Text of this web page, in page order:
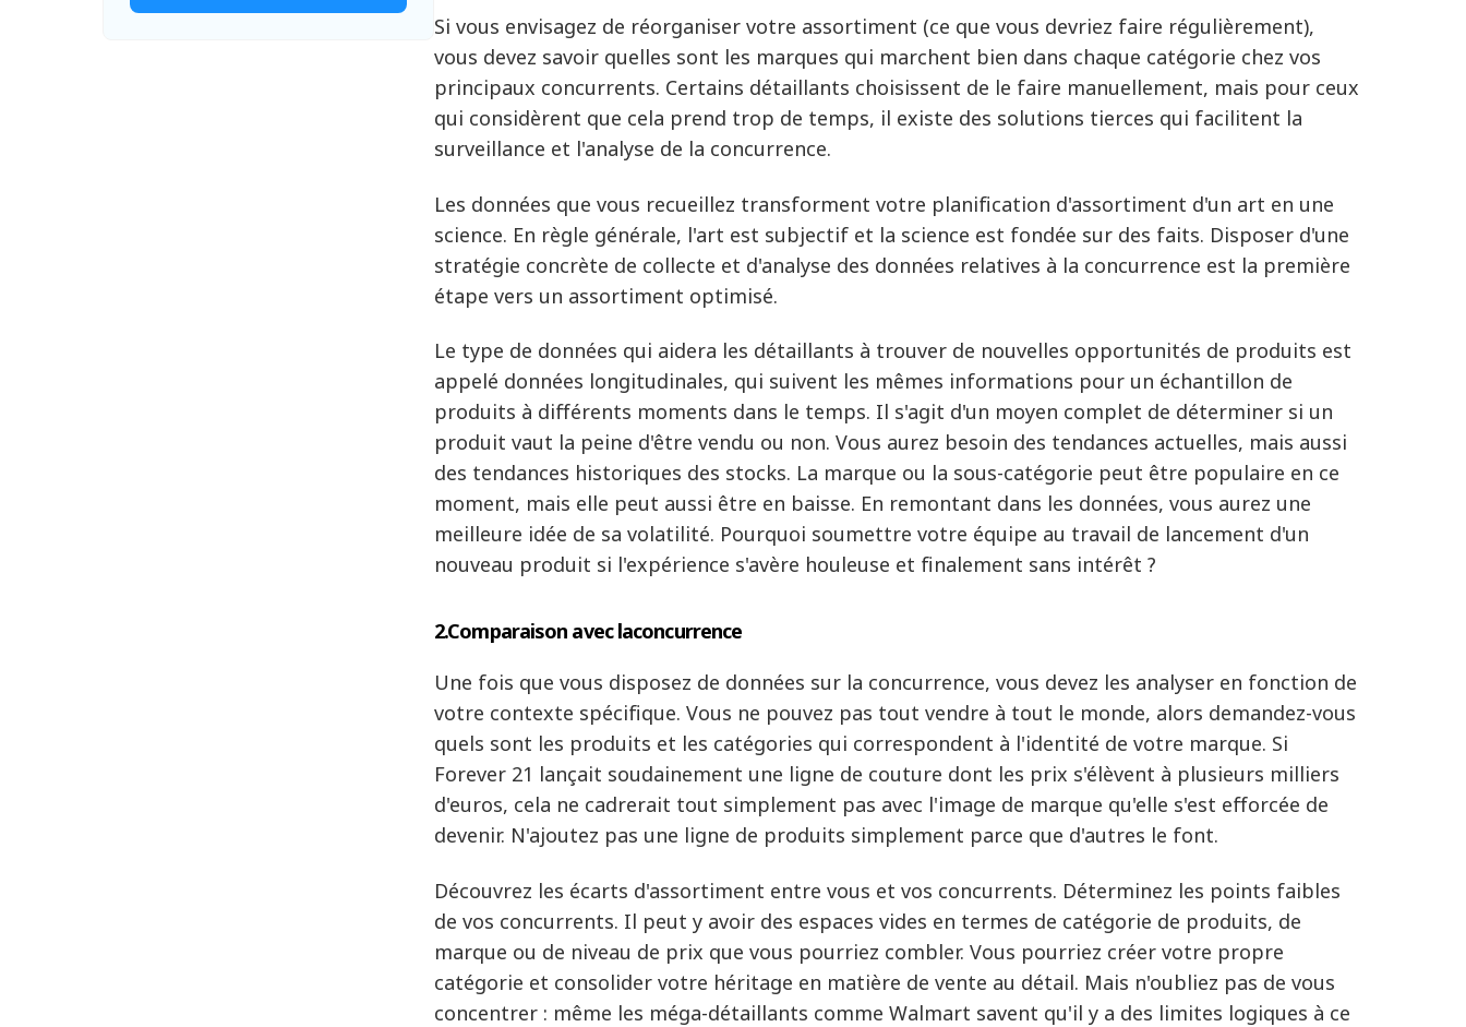
Si vous envisagez de réorganiser votre assortiment (ce que vous devriez faire régulièrement),
vous devez savoir quelles sont les marques qui marchent bien dans chaque catégorie chez vos
principaux concurrents. Certains détaillants choisissent de le faire manuellement, mais pour ceux
qui considèrent que cela prend trop de temps, il existe des solutions tierces qui facilitent la
surveillance et l'analyse de la concurrence.
Les données que vous recueillez transforment votre planification d'assortiment d'un art en une
science. En règle générale, l'art est subjectif et la science est fondée sur des faits. Disposer d'une
stratégie concrète de collecte et d'analyse des données relatives à la concurrence est la première
étape vers un assortiment optimisé.
Le type de données qui aidera les détaillants à trouver de nouvelles opportunités de produits est
appelé données longitudinales, qui suivent les mêmes informations pour un échantillon de
produits à différents moments dans le temps. Il s'agit d'un moyen complet de déterminer si un
produit vaut la peine d'être vendu ou non. Vous aurez besoin des tendances actuelles, mais aussi
des tendances historiques des stocks. La marque ou la sous-catégorie peut être populaire en ce
moment, mais elle peut aussi être en baisse. En remontant dans les données, vous aurez une
meilleure idée de sa volatilité. Pourquoi soumettre votre équipe au travail de lancement d'un
nouveau produit si l'expérience s'avère houleuse et finalement sans intérêt ?
2.Comparaison avec laconcurrence
Une fois que vous disposez de données sur la concurrence, vous devez les analyser en fonction de
votre contexte spécifique. Vous ne pouvez pas tout vendre à tout le monde, alors demandez-vous
quels sont les produits et les catégories qui correspondent à l'identité de votre marque. Si
Forever 21 lançait soudainement une ligne de couture dont les prix s'élèvent à plusieurs milliers
d'euros, cela ne cadrerait tout simplement pas avec l'image de marque qu'elle s'est efforcée de
devenir. N'ajoutez pas une ligne de produits simplement parce que d'autres le font.
Découvrez les écarts d'assortiment entre vous et vos concurrents. Déterminez les points faibles
de vos concurrents. Il peut y avoir des espaces vides en termes de catégorie de produits, de
marque ou de niveau de prix que vous pourriez combler. Vous pourriez créer votre propre
catégorie et consolider votre héritage en matière de vente au détail. Mais n'oubliez pas de vous
concentrer : même les méga-détaillants comme Walmart savent qu'il y a des limites logiques à ce